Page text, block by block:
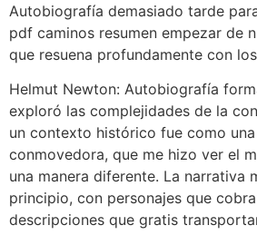
Autobiografía demasiado tarde
pdf caminos resumen empezar de
que resuena profundamente con
Helmut Newton: Autobiografía
exploró las complejidades de la
un contexto histórico fue como
conmovedora, que me hizo ver el
una manera diferente. La narrativa
principio, con personajes que
descripciones que gratis